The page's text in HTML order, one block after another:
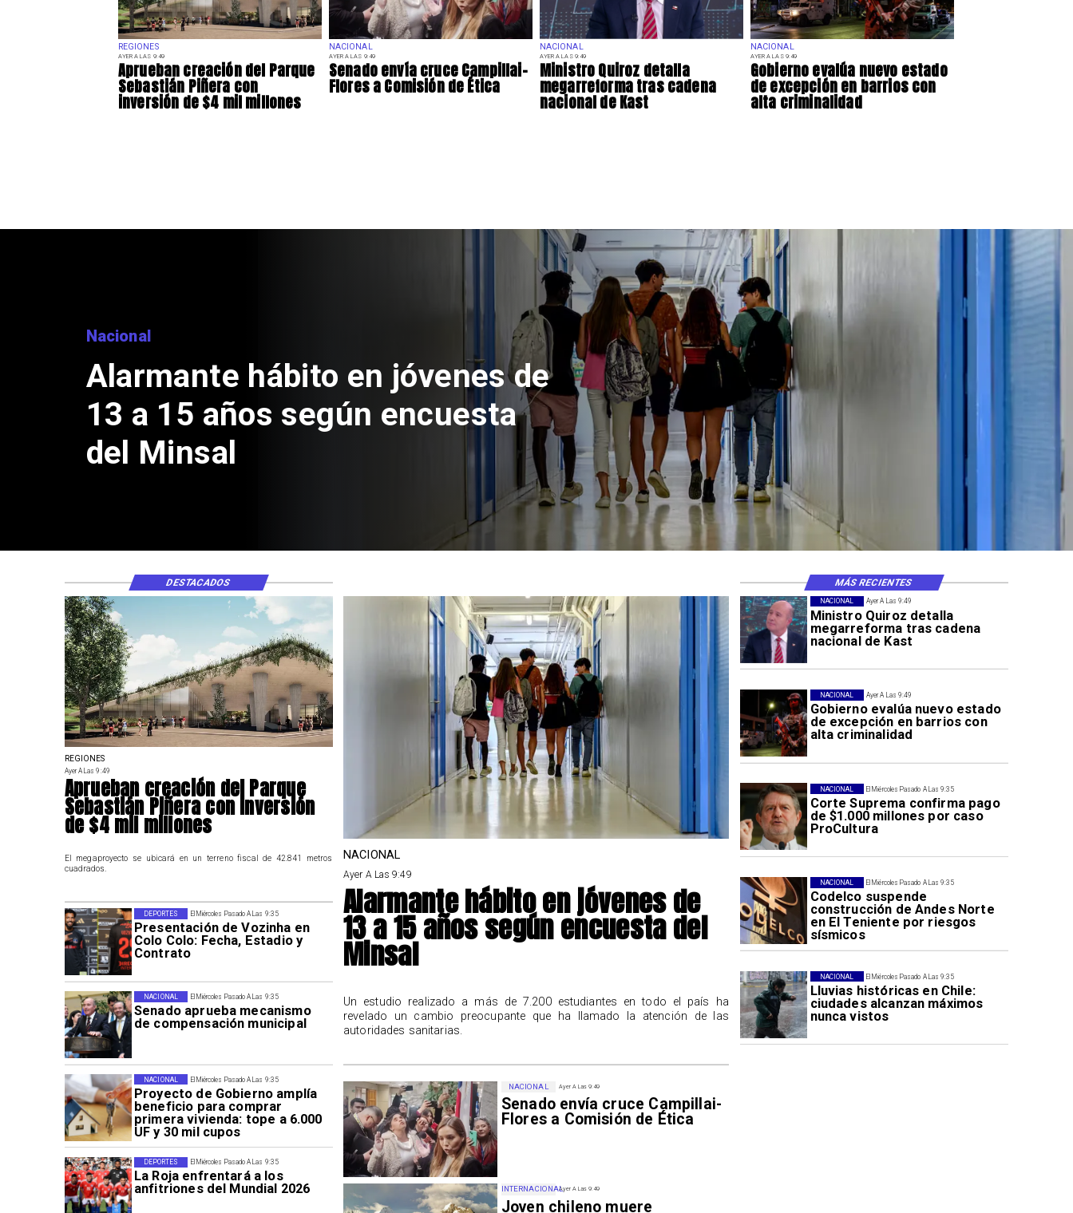
REGIONES
AYER A LAS 9:49
Aprueban creación del Parque
Sebastián Piñera con
inversión de $4 mil millones
NACIONAL
AYER A LAS 9:49
Senado envía cruce Campillai-
Flores a Comisión de Ética
NACIONAL
AYER A LAS 9:49
Ministro Quiroz detalla
megarreforma tras cadena
nacional de Kast
NACIONAL
AYER A LAS 9:49
Gobierno evalúa nuevo estado
de excepción en barrios con
alta criminalidad
Nacional
Alarmante hábito en jóvenes de
13 a 15 años según encuesta
del Minsal
Ayer A Las 9:49
Ministro Quiroz detalla
megarreforma tras cadena
nacional de Kast
NACIONAL
Ayer A Las 9:49
Gobierno evalúa nuevo estado
de excepción en barrios con
alta criminalidad
NACIONAL
El Miércoles Pasado A Las 9:35
Corte Suprema confirma pago
de $1.000 millones por caso
ProCultura
NACIONAL
El Miércoles Pasado A Las 9:35
Codelco suspende
construcción de Andes Norte
en El Teniente por riesgos
sísmicos
NACIONAL
El Miércoles Pasado A Las 9:35
Lluvias históricas en Chile:
ciudades alcanzan máximos
nunca vistos
NACIONAL
El Miércoles Pasado A Las 9:35
Presentación de Vozinha en
Colo Colo: Fecha, Estadio y
Contrato
DEPORTES
El Miércoles Pasado A Las 9:35
Senado aprueba mecanismo
de compensación municipal
NACIONAL
El Miércoles Pasado A Las 9:35
Proyecto de Gobierno amplía
beneficio para comprar
primera vivienda: tope a 6.000
UF y 30 mil cupos
NACIONAL
El Miércoles Pasado A Las 9:35
La Roja enfrentará a los
anfitriones del Mundial 2026
DEPORTES
Ayer A Las 9:49
Senado envía cruce Campillai-
Flores a Comisión de Ética
NACIONAL
Ayer A Las 9:49
Joven chileno muere
INTERNACIONAL
REGIONES
Ayer A Las 9:49
Aprueban creación del Parque
Sebastián Piñera con inversión
de $4 mil millones
El megaproyecto se ubicará en un terreno fiscal de 42.841 metros
cuadrados.
NACIONAL
Ayer A Las 9:49
Alarmante hábito en jóvenes de
13 a 15 años según encuesta del
Minsal
Un estudio realizado a más de 7.200 estudiantes en todo el país ha
revelado un cambio preocupante que ha llamado la atención de las
autoridades sanitarias.
DESTACADOS MÁS RECIENTES